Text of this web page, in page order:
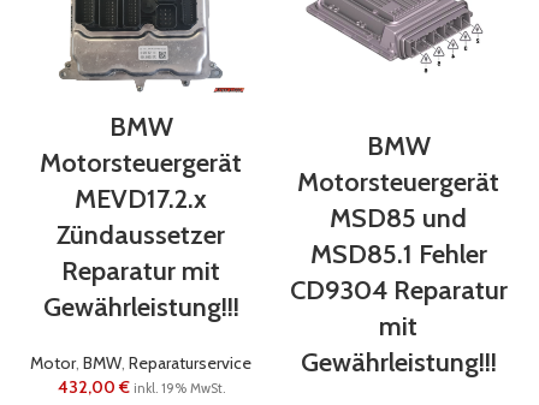
BMW
Motorsteuergerät
MEVD17.2.x
Zündaussetzer
Reparatur mit
Gewährleistung!!!
Motor, BMW, Reparaturservice
432,00€ inkl. 19% MwSt.
BMW
Motorsteuergerät
MSD85 und
MSD85.1 Fehler
CD9304 Reparatur
mit
Gewährleistung!!!